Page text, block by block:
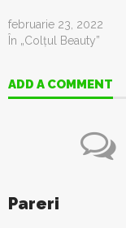
februarie 23, 2022
În „Colţul Beauty”
ADD A COMMENT
Pareri